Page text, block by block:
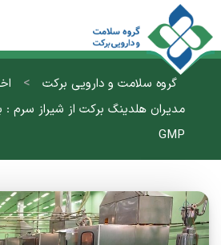
گروه سلامت و دارویی برکت >
مدیران هلدینگ برکت از شیراز سرم :
GMP